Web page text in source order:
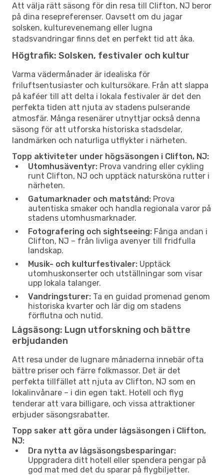
Att välja rätt säsong för din resa till Clifton, NJ beror
på dina resepreferenser. Oavsett om du jagar
solsken, kulturevenemang eller lugna
stadsvandringar finns det en perfekt tid att åka.
Högtrafik: Solsken, festivaler och kultur
Varma vädermånader är idealiska för
friluftsentusiaster och kultursökare. Från att slappa
på kaféer till att delta i lokala festivaler är det den
perfekta tiden att njuta av stadens pulserande
atmosfär. Många resenärer utnyttjar också denna
säsong för att utforska historiska stadsdelar,
landmärken och naturliga utflykter i närheten.
Topp aktiviteter under högsäsongen i Clifton, NJ:
Utomhusäventyr: Prova vandring eller cykling
runt Clifton, NJ och upptäck natursköna rutter i
närheten.
Gatumarknader och matstånd: Prova
autentiska smaker och handla regionala varor på
stadens utomhusmarknader.
Fotografering och sightseeing: Fånga andan i
Clifton, NJ – från livliga avenyer till fridfulla
landskap.
Musik- och kulturfestivaler: Upptäck
utomhuskonserter och utställningar som visar
upp lokala talanger.
Vandringsturer: Ta en guidad promenad genom
historiska kvarter och lär dig om stadens
förflutna och nutid.
Lågsäsong: Lugn utforskning och bättre
erbjudanden
Att resa under de lugnare månaderna innebär ofta
bättre priser och färre folkmassor. Det är det
perfekta tillfället att njuta av Clifton, NJ som en
lokalinvånare – i din egen takt. Hotell och flyg
tenderar att vara billigare, och vissa attraktioner
erbjuder säsongsrabatter.
Topp saker att göra under lågsäsongen i Clifton,
NJ:
Dra nytta av lågsäsongsbesparingar:
Uppgradera ditt hotell eller spendera pengar på
god mat med det du sparar på flygbiljetter.